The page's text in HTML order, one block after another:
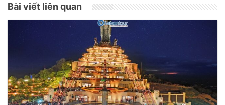
Bài viết liên quan